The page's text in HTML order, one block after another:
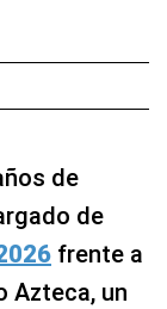
de
de
frente a
Azteca, un